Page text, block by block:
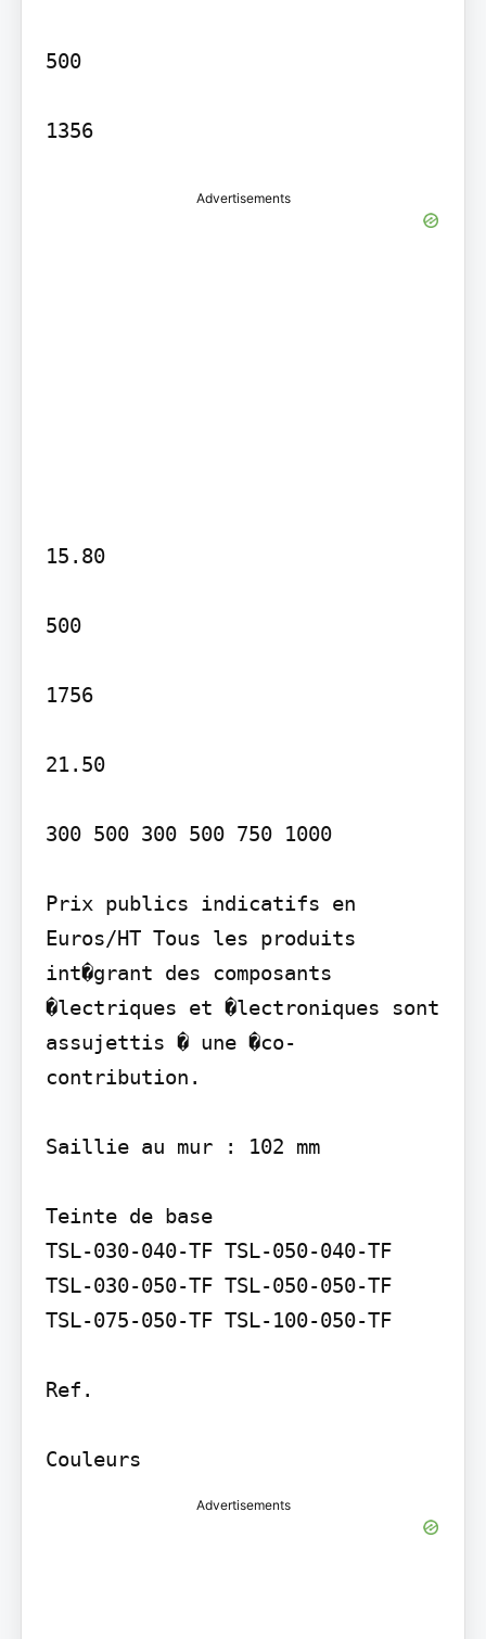
500
1356
Advertisements
15.80
500
1756
21.50
300 500 300 500 750 1000
Prix publics indicatifs en
Euros/HT Tous les produits
int�grant des composants
�lectriques et �lectroniques sont
assujettis � une �co-
contribution.
Saillie au mur : 102 mm
Teinte de base
TSL-030-040-TF TSL-050-040-TF
TSL-030-050-TF TSL-050-050-TF
TSL-075-050-TF TSL-100-050-TF
Ref.
Couleurs
Advertisements